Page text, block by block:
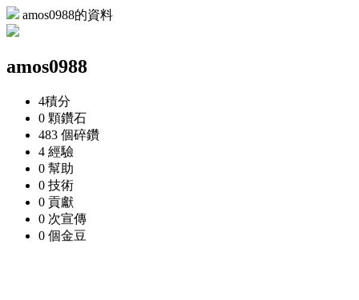
amos0988的資料
amos0988
4積分
0 顆鑽石
483 個碎鑽
4 經驗
0 幫助
0 技術
0 貢獻
0 次宣傳
0 個金豆